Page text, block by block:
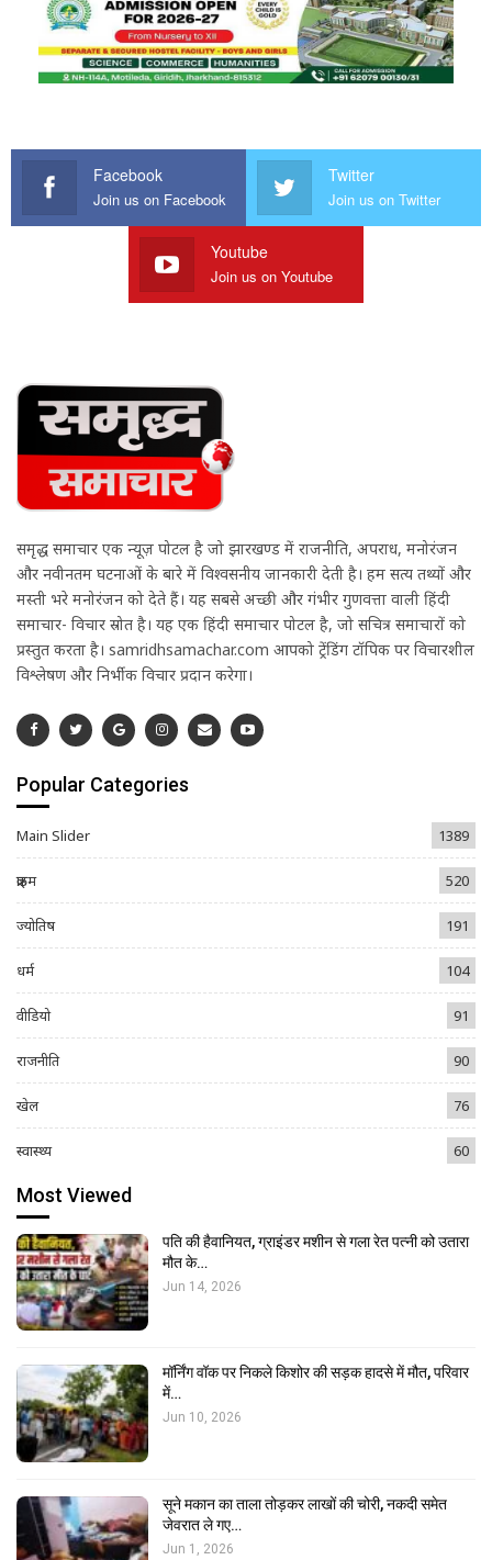
Facebook
Join us on Facebook
Twitter
Join us on Twitter
Youtube
Join us on Youtube
समृद्ध समाचार एक न्यूज़ पोर्टल है जो झारखण्ड में राजनीति, अपराध, मनोरंजन
और नवीनतम घटनाओं के बारे में विश्वसनीय जानकारी देती है। हम सत्य तथ्यों और
मस्ती भरे मनोरंजन को देते हैं। यह सबसे अच्छी और गंभीर गुणवत्ता वाली हिंदी
समाचार- विचार स्रोत है। यह एक हिंदी समाचार पोर्टल है, जो सचित्र समाचारों को
प्रस्तुत करता है। samridhsamachar.com आपको ट्रेंडिंग टॉपिक पर विचारशील
विश्लेषण और निर्भीक विचार प्रदान करेगा।
Popular Categories
Main Slider 1389
क्राइम 520
ज्योतिष 191
धर्म 104
वीडियो 91
राजनीति 90
खेल 76
स्वास्थ्य 60
Most Viewed
पति की हैवानियत, ग्राइंडर मशीन से गला रेत पत्नी को उतारा
मौत के…
Jun 14, 2026
मॉर्निंग वॉक पर निकले किशोर की सड़क हादसे में मौत, परिवार
में…
Jun 10, 2026
सूने मकान का ताला तोड़कर लाखों की चोरी, नकदी समेत
जेवरात ले गए…
Jun 1, 2026